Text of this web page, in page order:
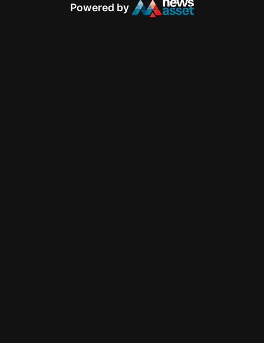
Powered by